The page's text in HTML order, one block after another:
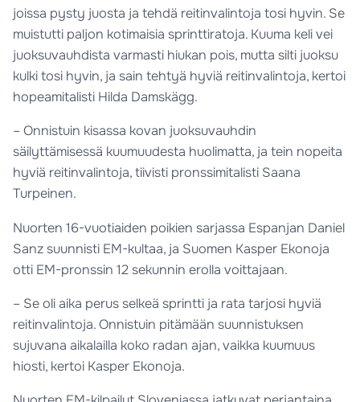
joissa pysty juosta ja tehdä reitinvalintoja tosi hyvin. Se
muistutti paljon kotimaisia sprinttiratoja. Kuuma keli vei
juoksuvauhdista varmasti hiukan pois, mutta silti juoksu
kulki tosi hyvin, ja sain tehtyä hyviä reitinvalintoja, kertoi
hopeamitalisti Hilda Damskägg.
– Onnistuin kisassa kovan juoksuvauhdin
säilyttämisessä kuumuudesta huolimatta, ja tein nopeita
hyviä reitinvalintoja, tiivisti pronssimitalisti Saana
Turpeinen.
Nuorten 16-vuotiaiden poikien sarjassa Espanjan Daniel
Sanz suunnisti EM-kultaa, ja Suomen Kasper Ekonoja
otti EM-pronssin 12 sekunnin erolla voittajaan.
– Se oli aika perus selkeä sprintti ja rata tarjosi hyviä
reitinvalintoja. ⁠Onnistuin pitämään suunnistuksen
sujuvana aikalailla koko radan ajan, vaikka kuumuus
hiosti, kertoi Kasper Ekonoja.